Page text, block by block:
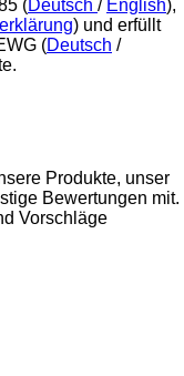
(Deutsch / English),
) und erfüllt
(Deutsch /
Produkte, unser
Bewertungen mit.
Vorschläge